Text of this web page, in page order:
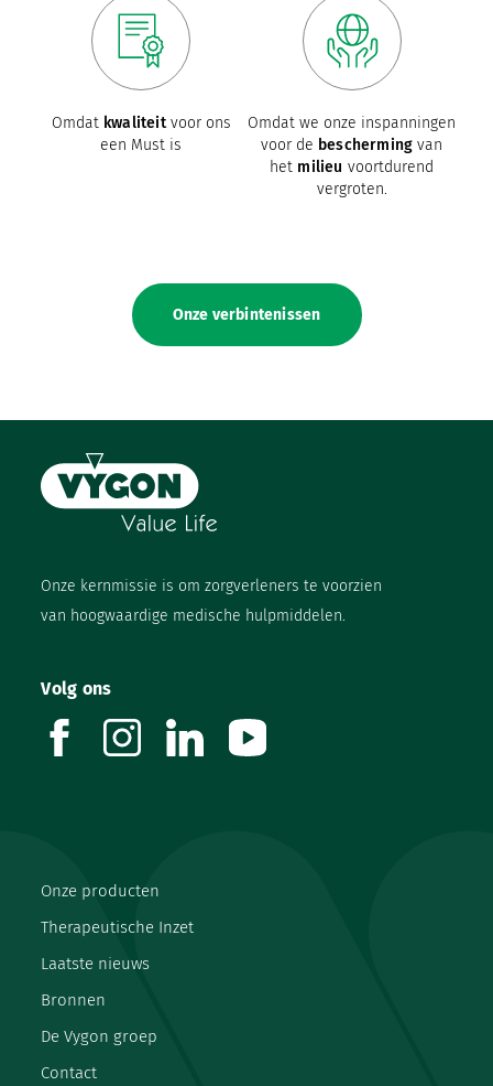
Omdat kwaliteitvoor ons
een Must is
Omdat we onze inspanningen
voor de bescherming van
het milieu voortdurend
vergroten.
Onze verbintenissen
Onze kernmissie is om zorgverleners te voorzien
van hoogwaardige medische hulpmiddelen.
Onze producten
Therapeutische Inzet
Laatste nieuws
Bronnen
De Vygon groep
Contact
Volg ons
facebookinstagramlinkedin